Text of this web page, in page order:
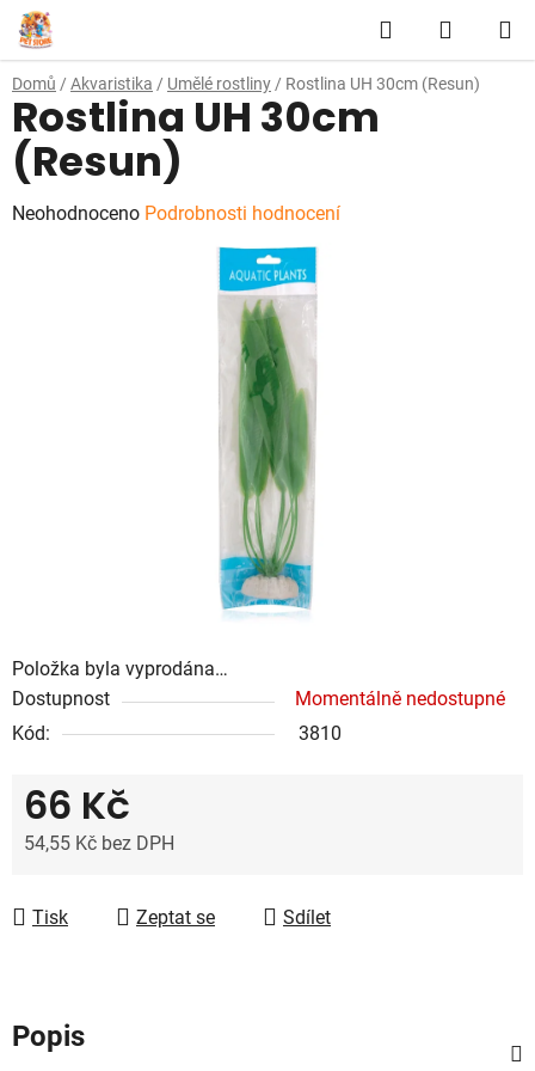
Přejít
na
obsah
Hledat
KOŠÍK
Domů / Akvaristika / Umělé rostliny / Rostlina UH 30cm (Resun)
Položka byla vyprodána…
Dostupnost
Momentálně nedostupné
Kód:
3810
66 Kč
54,55 Kč bez DPH
Tisk
Zeptat se Sdílet
Rostlina UH 30cm
(Resun)
Průměrné
Neohodnoceno Podrobnosti hodnocení
Popis